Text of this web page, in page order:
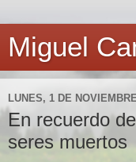
Miguel
LUNES, 1 DE
En recuerdo
seres muertos